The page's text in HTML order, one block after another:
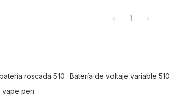
1
roscada 510 Batería de voltaje variable 510
vape pen